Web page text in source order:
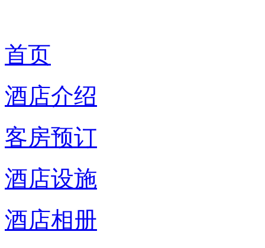
首页
酒店介绍
客房预订
酒店设施
酒店相册